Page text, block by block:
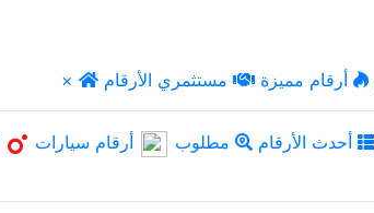
× أرقام مميزة مستثمري الأرقام
أحدث الأرقام مطلوب أرقام سيارات